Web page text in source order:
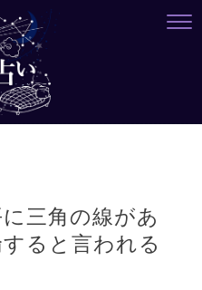
に三角の線があ
ると言われる